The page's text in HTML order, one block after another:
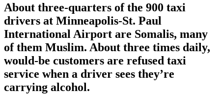
About three-quarters of the 900 taxi
drivers at Minneapolis-St. Paul
International Airport are Somalis, many
of them Muslim. About three times daily,
would-be customers are refused taxi
service when a driver sees they’re
carrying alcohol.